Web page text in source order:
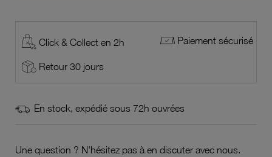
Click & Collect en 2h Paiement sécurisé
Retour 30 jours
En stock, expédié sous 72h ouvrées
Une question ? N'hésitez pas à en discuter avec nous.